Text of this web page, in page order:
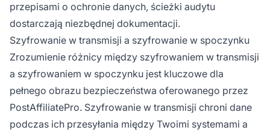
przepisami o ochronie danych, ścieżki audytu
dostarczają niezbędnej dokumentacji.
Szyfrowanie w transmisji a szyfrowanie w spoczynku
Zrozumienie różnicy między szyfrowaniem w transmisji
a szyfrowaniem w spoczynku jest kluczowe dla
pełnego obrazu bezpieczeństwa oferowanego przez
PostAffiliatePro. Szyfrowanie w transmisji chroni dane
podczas ich przesyłania między Twoimi systemami a